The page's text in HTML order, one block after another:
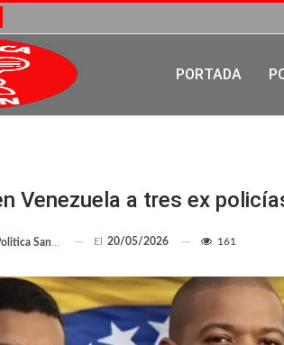
PORTADA
Venezuela a tres ex
San Juan El 20/05/2026 161